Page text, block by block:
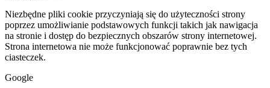
Niezbędne pliki cookie przyczyniają się do użyteczności strony
poprzez umożliwianie podstawowych funkcji takich jak nawigacja
na stronie i dostęp do bezpiecznych obszarów strony internetowej.
Strona internetowa nie może funkcjonować poprawnie bez tych
ciasteczek.
Google